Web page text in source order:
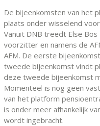
De bijeenkomsten van het
plaats onder wisselend
Vanuit DNB treedt Else
voorzitter en namens de
AFM. De eerste
tweede bijeenkomst vindt
deze tweede bijeenkomst
Momenteel is nog geen
van het platform
is onder meer afhankelijk
wordt ingebracht.